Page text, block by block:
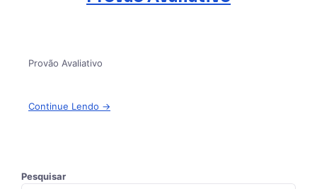
Provão Avaliativo
Continue Lendo →
Pesquisar